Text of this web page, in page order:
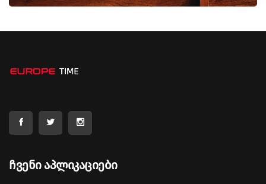
Ჩვენი Აპლიკაციები